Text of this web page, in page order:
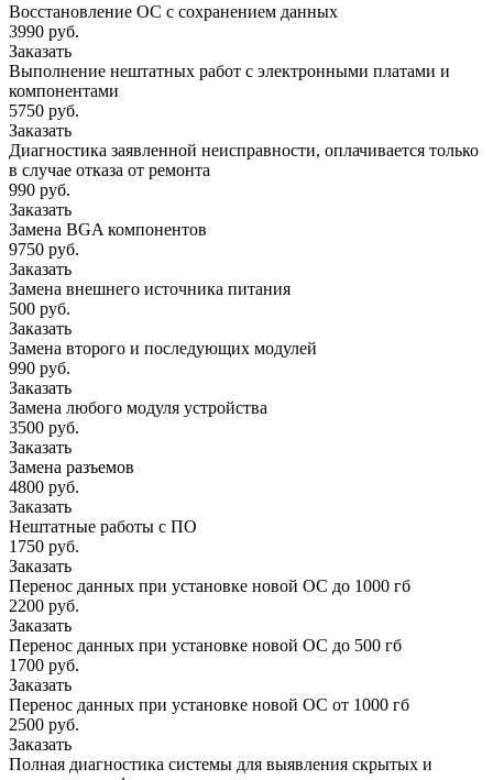
Восстановление ОС с сохранением данных
3990 руб.
Заказать
Выполнение нештатных работ с электронными платами и
компонентами
5750 руб.
Заказать
Диагностика заявленной неисправности, оплачивается только
в случае отказа от ремонта
990 руб.
Заказать
Замена BGA компонентов
9750 руб.
Заказать
Замена внешнего источника питания
500 руб.
Заказать
Замена второго и последующих модулей
990 руб.
Заказать
Замена любого модуля устройства
3500 руб.
Заказать
Замена разъемов
4800 руб.
Заказать
Нештатные работы с ПО
1750 руб.
Заказать
Перенос данных при установке новой ОС до 1000 гб
2200 руб.
Заказать
Перенос данных при установке новой ОС до 500 гб
1700 руб.
Заказать
Перенос данных при установке новой ОС от 1000 гб
2500 руб.
Заказать
Полная диагностика системы для выявления скрытых и